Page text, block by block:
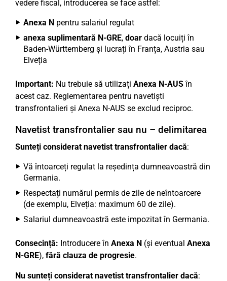
vedere fiscal, introducerea se face astfel:
Anexa N pentru salariul regulat
anexa suplimentară N-GRE, doar dacă locuiți în
Baden-Württemberg și lucrați în Franța, Austria sau
Elveția
Important: Nu trebuie să utilizați Anexa N-AUSîn
acest caz. Reglementarea pentru navetiști
transfrontalieri și Anexa N-AUS se exclud reciproc.
Navetist transfrontalier sau nu – delimitarea
Sunteți considerat navetist transfrontalier dacă:
Vă întoarceți regulat la reședința dumneavoastră din
Germania.
Respectați numărul permis de zile de neîntoarcere
(de exemplu, Elveția: maximum 60 de zile).
Salariul dumneavoastră este impozitat în Germania.
Consecință: Introducere în Anexa N (și eventual Anexa
N-GRE), fără clauza de progresie.
Nu sunteți considerat navetist transfrontalier dacă: